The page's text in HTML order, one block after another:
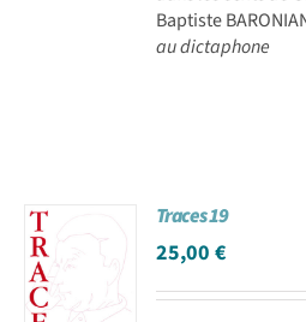
Baptiste
au dictaphone
Traces 19
25,00€